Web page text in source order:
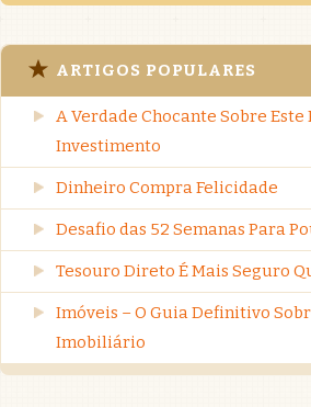
ARTIGOS POPULARES
A Verdade Chocante Sobre
Investimento
Dinheiro Compra Felicidade
Desafio das 52 Semanas Para
Tesouro Direto É Mais Seguro
Imóveis – O Guia Definitivo
Imobiliário